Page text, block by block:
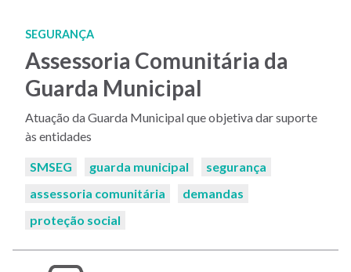
SEGURANÇA
Assessoria Comunitária da
Guarda Municipal
Atuação da Guarda Municipal que objetiva dar suporte
às entidades
Palavras-
SMSEG guarda municipal
segurança
assessoria comunitária
demandas
proteção social